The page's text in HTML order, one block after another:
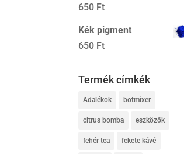
650 Ft
Kék pigment
650 Ft
Termék címkék
Adalékok botmixer
citrus bomba eszközök
fehér tea fekete kávé